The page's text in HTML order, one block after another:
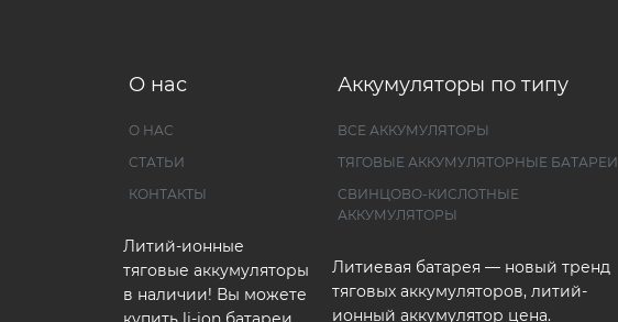
О нас
О НАС
СТАТЬИ
КОНТАКТЫ
Литий-ионные
тяговые аккумуляторы
в наличии! Вы можете
Аккумуляторы по типу
ВСЕ АККУМУЛЯТОРЫ
ТЯГОВЫЕ АККУМУЛЯТОРНЫЕ БАТАРЕИ
СВИНЦОВО-КИСЛОТНЫЕ
АККУМУЛЯТОРЫ
Литиевая батарея — новый тренд
тяговых аккумуляторов, литий-
ионный аккумулятор цена.